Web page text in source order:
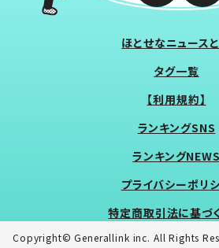
ほとせなニュース
タグ一覧
【利用規約】
ランキングSNS
ランキングNEWS
プライバシーポリ
特定商取引法に基づ
Copyright© Generallink inc. All Rights